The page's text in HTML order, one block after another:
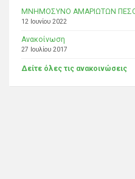
ΜΝΗΜΟΣΥΝΟ ΑΜΑΡΙΩΤΩΝ
12 Ιουνίου 2022
Ανακοίνωση
27 Ιουλίου 2017
Δείτε όλες τις ανακοινώσεις